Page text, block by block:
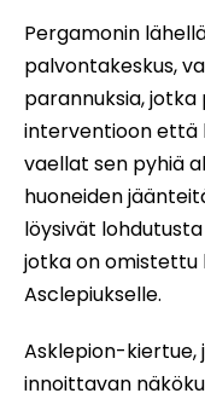
Pergamonin
palvontakeskus,
parannuksia,
interventioon että
vaellat sen pyhiä
huoneiden
löysivät
jotka on omistettu
Asclepiukselle.
Asklepion-
innoittavan